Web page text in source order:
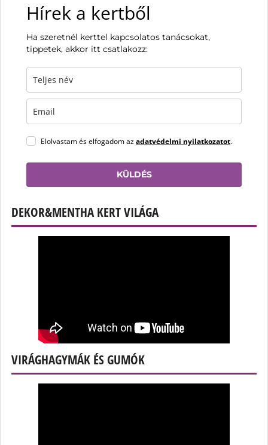
Hírek a kertből
Ha szeretnél kerttel kapcsolatos tanácsokat,
tippetek, akkor itt csatlakozz:
Elolvastam és elfogadom azadatvédelmi nyilatkozatot.
KÜLDÉS
DEKOR&MENTHA KERT VILÁGA
VIRÁGHAGYMÁK ÉS GUMÓK